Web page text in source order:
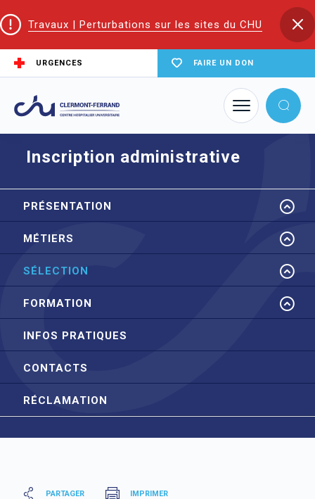
Travaux | Perturbations sur les sites du CHU
URGENCES FAIRE UN DON
Accueil
EIFS | Écoles et Instituts de Formation en Santé
ESF
Sélection Inscription administrative
Inscription administrative
PRÉSENTATION
MÉTIERS
SÉLECTION
FORMATION
INFOS PRATIQUES
CONTACTS
RÉCLAMATION
PARTAGER IMPRIMER